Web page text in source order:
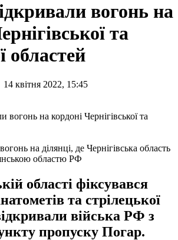
вогонь на
та
областей
14 квітня 2022, 15:45
на ділянці, де Чернігівська область
областю РФ
області фіксувався
та стрілецької
війська РФ з
пропуску Погар.